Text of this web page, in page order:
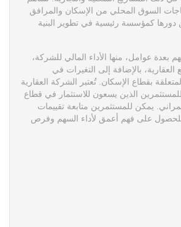
السوق المحلي من الإسكان والمرافق
دورها كمؤسسة رئيسية في تطوير البنية
بعدة عوامل، منها الأداء المالي للشركة،
بالإضافة إلى التغيرات في
بقطاع الإسكان. تُعتبر الشركة العقارية
للمستثمرين الذين يسعون للاستثمار في قطاع
يمكن للمستثمرين متابعة تقييمات
للحصول على فهم أعمق لأداء السهم وفرص